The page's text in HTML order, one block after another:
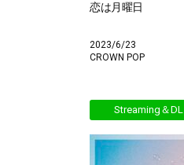
恋は月曜日
2023/6/23
CROWN POP
Streaming＆DL